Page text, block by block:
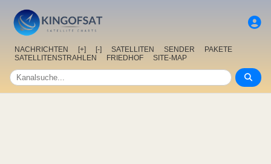
NACHRICHTEN [+] [-] SATELLITEN SENDER
PAKETE
SATELLITENSTRAHLEN
FRIEDHOF SITE-MAP